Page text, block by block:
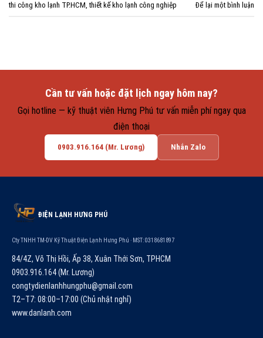
thi công kho lạnh TP.HCM,thiết kế kho lạnh công nghiệp Để lại một bình luận
Cần tư vấn hoặc đặt lịch ngay hôm nay?
Gọi hotline — kỹ thuật viên Hưng Phú tư vấn miễn phí ngay qua
điện thoại
0903.916.164 (Mr. Lương) Nhắn Zalo
ĐIỆN LẠNH HƯNG PHÚ
Cty TNHH TM-DV Kỹ Thuật Điện Lạnh Hưng Phú · MST: 0318681897
84/4Z, Võ Thị Hồi, Ấp 38, Xuân Thới Sơn, TPHCM
0903.916.164 (Mr. Lương)
congtydienlanhhungphu@gmail.com
T2–T7: 08:00–17:00 (Chủ nhật nghỉ)
www.danlanh.com